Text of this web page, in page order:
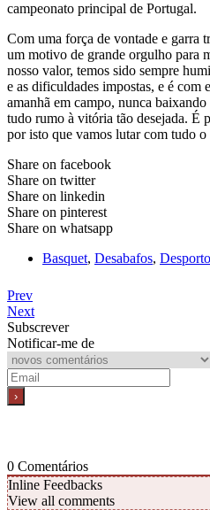
campeonato principal de Portugal.
Com uma força de vontade e garra
um motivo de grande orgulho para
nosso valor, temos sido sempre
e as dificuldades impostas, e é com
amanhã em campo, nunca baixando
tudo rumo à vitória tão desejada. É
por isto que vamos lutar com tudo
Share on facebook
Share on twitter
Share on linkedin
Share on pinterest
Share on whatsapp
Basquet, Desabafos, Desporto
Prev
Next
Subscrever
Notificar-me de
0 Comentários
Inline Feedbacks
View all comments